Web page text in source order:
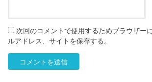
次回のコメントで使用するためブラウザー
ルアドレス、サイトを保存する。